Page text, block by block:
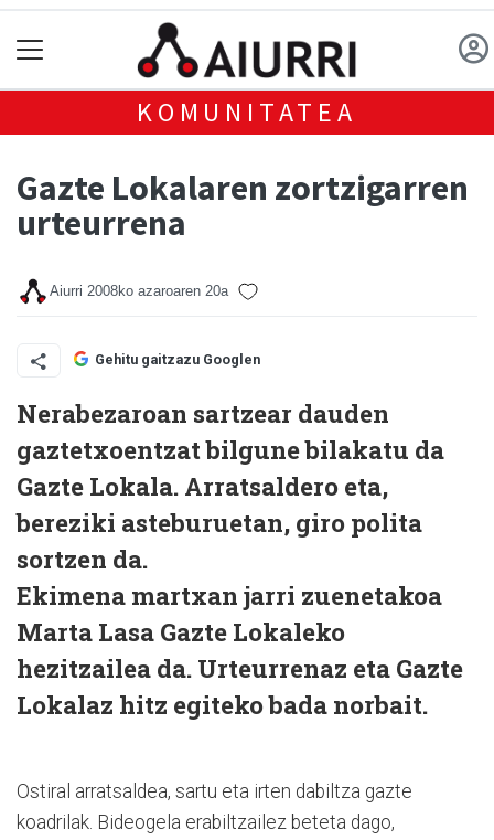
KOMUNITATEA
Gazte Lokalaren zortzigarren
urteurrena
Aiurri 2008ko azaroaren 20a
Gehitu gaitzazu Googlen
Nerabezaroan sartzear dauden
gaztetxoentzat bilgune bilakatu da
Gazte Lokala. Arratsaldero eta,
bereziki asteburuetan, giro polita
sortzen da.
Ekimena martxan jarri zuenetakoa
Marta Lasa Gazte Lokaleko
hezitzailea da. Urteurrenaz eta Gazte
Lokalaz hitz egiteko bada norbait.
Ostiral arratsaldea, sartu eta irten dabiltza gazte
koadrilak. Bideogela erabiltzailez beteta dago,